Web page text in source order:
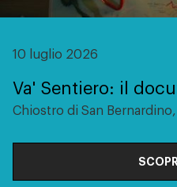
10 luglio 2026
Va' Sentiero: il
Chiostro di San